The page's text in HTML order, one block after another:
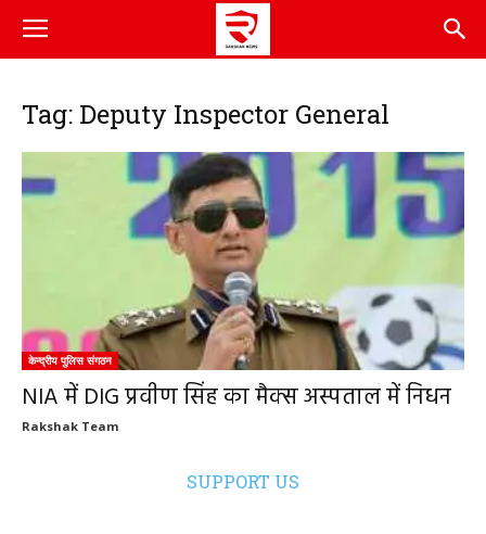
Tag: Deputy Inspector General
केन्द्रीय पुलिस संगठन
NIA में DIG प्रवीण सिंह का मैक्स अस्पताल में निधन
Rakshak Team
SUPPORT US